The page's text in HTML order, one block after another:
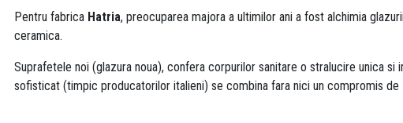
Pentru fabrica Hatria, preocuparea majora a ultimilor ani a fost alchimia
ceramica.
Suprafetele noi (glazura noua), confera corpurilor sanitare o stralucire unica
sofisticat (timpic producatorilor italieni) se combina fara nici un compromis de